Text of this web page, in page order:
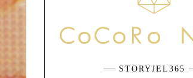
STORYJEL365